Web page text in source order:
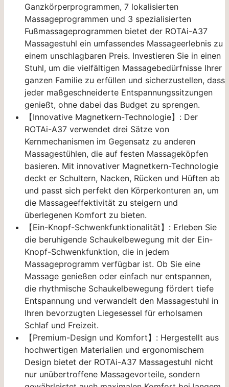
Ganzkörperprogrammen, 7 lokalisierten
Massageprogrammen und 3 spezialisierten
Fußmassageprogrammen bietet der ROTAi-A37
Massagestuhl ein umfassendes Massageerlebnis zu
einem unschlagbaren Preis. Investieren Sie in einen
Stuhl, um die vielfältigen Massagebedürfnisse Ihrer
ganzen Familie zu erfüllen und sicherzustellen, dass
jeder maßgeschneiderte Entspannungssitzungen
genießt, ohne dabei das Budget zu sprengen.
【Innovative Magnetkern-Technologie】: Der
ROTAi-A37 verwendet drei Sätze von
Kernmechanismen im Gegensatz zu anderen
Massagestühlen, die auf festen Massageköpfen
basieren. Mit innovativer Magnetkern-Technologie
deckt er Schultern, Nacken, Rücken und Hüften ab
und passt sich perfekt den Körperkonturen an, um
die Massageeffektivität zu steigern und
überlegenen Komfort zu bieten.
【Ein-Knopf-Schwenkfunktionalität】: Erleben Sie
die beruhigende Schaukelbewegung mit der Ein-
Knopf-Schwenkfunktion, die in jedem
Massageprogramm verfügbar ist. Ob Sie eine
Massage genießen oder einfach nur entspannen,
die rhythmische Schaukelbewegung fördert tiefe
Entspannung und verwandelt den Massagestuhl in
Ihren bevorzugten Liegesessel für erholsamen
Schlaf und Freizeit.
【Premium-Design und Komfort】: Hergestellt aus
hochwertigen Materialien und ergonomischem
Design bietet der ROTAi-A37 Massagestuhl nicht
nur unübertroffene Massagevorteile, sondern